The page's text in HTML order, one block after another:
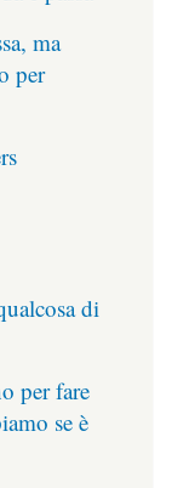
ma
per
di
per fare
se è